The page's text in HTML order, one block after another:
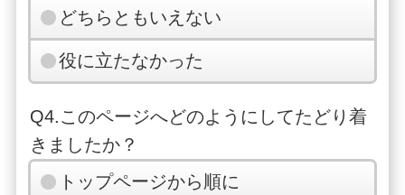
どちらともいえない
役に立たなかった
Q4.このページへどのようにしてたどり着
きましたか？
トップページから順に